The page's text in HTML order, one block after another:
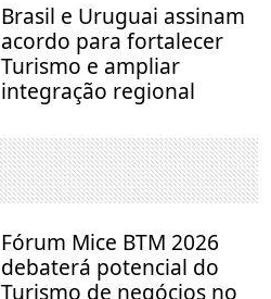
Brasil e Uruguai assinam
acordo para fortalecer
Turismo e ampliar
integração regional
Fórum Mice BTM 2026
debaterá potencial do
Turismo de negócios no